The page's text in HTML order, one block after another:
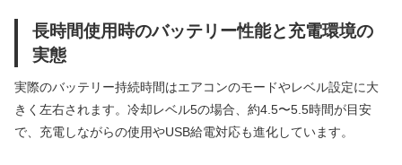
長時間使用時のバッテリー性能と充電環境の
実態
実際のバッテリー持続時間はエアコンのモードやレベル設定に大
きく左右されます。冷却レベル5の場合、約4.5〜5.5時間が目安
で、充電しながらの使用やUSB給電対応も進化しています。